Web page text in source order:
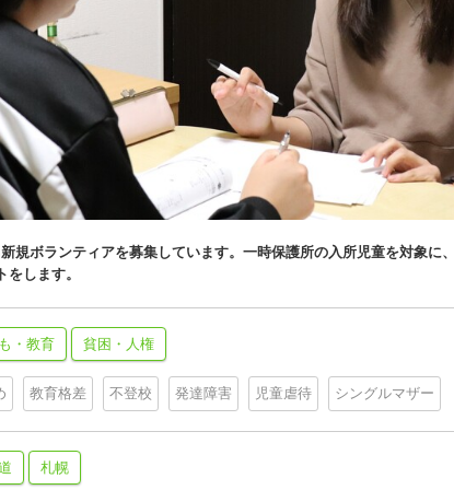
規ボランティアを募集しています。一時保護所の入所児童を対象に
します。
・教育
貧困・人権
教育格差 不登校 発達障害 児童虐待 シングルマザー
札幌